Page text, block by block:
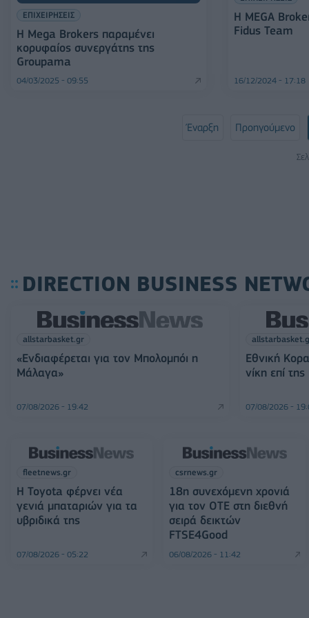
ΕΠΙΧΕΙΡΗΣΕΙΣ
H Mega Brokers παραμένει
κορυφαίος συνεργάτης της
Groupama
04/03/2025 - 09:55
Η MEGA
Fidus Team
16/12/2024 - 17:18
Έναρξη Προηγούμενο
DIRECTION BUSINESS
allstarbasket.gr
«Ενδιαφέρεται για τον Μπολομπόι η
Μάλαγα»
07/08/2026 - 19:42
Εθνική
νίκη επί
07/08/2026 -
fleetnews.gr
Η Toyota φέρνει νέα
γενιά μπαταριών για τα
υβριδικά της
07/08/2026 - 05:22
csrnews.gr
18η συνεχόμενη χρονιά
για τον ΟΤΕ στη διεθνή
σειρά δεικτών
FTSE4Good
06/08/2026 - 11:42